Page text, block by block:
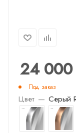
24 000
Под заказ
Цвет — Серый